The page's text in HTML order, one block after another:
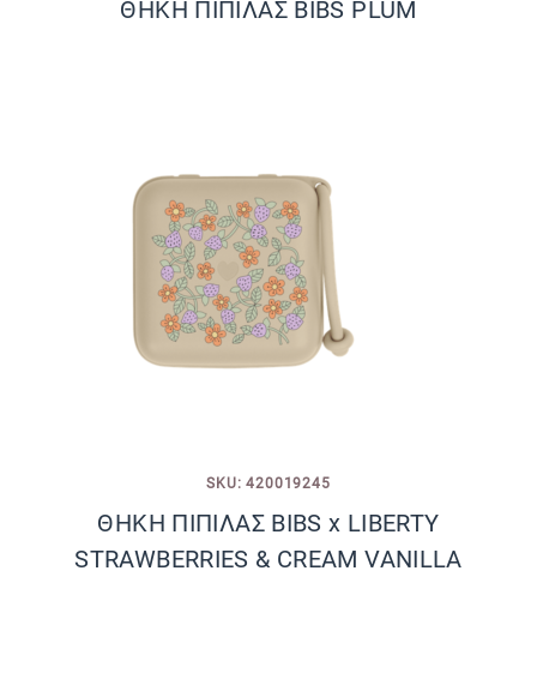
ΘΗΚΗ ΠΙΠΙΛΑΣ BIBS PLUM
SKU: 420019245
ΘΗΚΗ ΠΙΠΙΛΑΣ BIBS x LIBERTY
STRAWBERRIES & CREAM VANILLA